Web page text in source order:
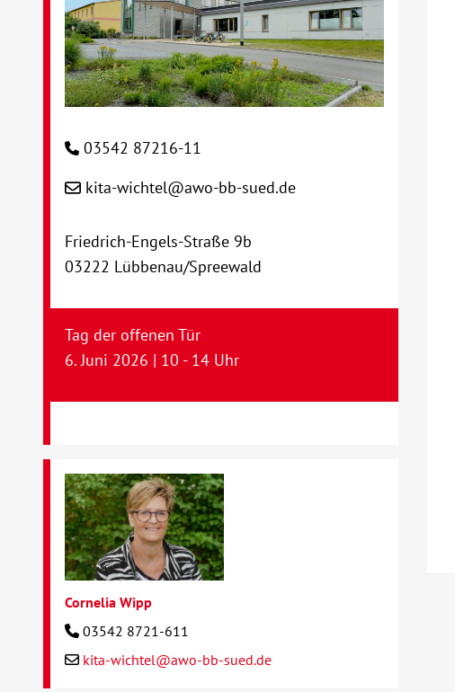
03542 87216-11
kita-wichtel@awo-bb-sued.de
Friedrich-Engels-Straße 9b
03222 Lübbenau/Spreewald
Tag der offenen Tür
6. Juni 2026 | 10 - 14 Uhr
Cornelia Wipp
03542 8721-611
kita-wichtel@awo-bb-sued.de